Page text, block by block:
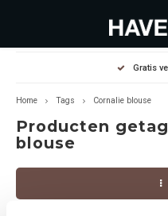
Hoofdmenu /
Jassen Diverse
Winterjassen
Hoofdmenu /
Hoodies
Sweaters
Hoofdmenu /
Diverse
Heren
Gratis
Home Tags Cornalie blouse
Producten
blouse